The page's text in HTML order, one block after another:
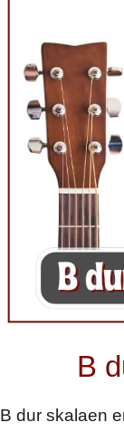
B
B dur skalaen